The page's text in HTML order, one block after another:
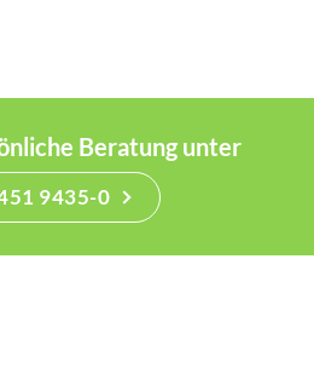
Beratung unter
9435-0